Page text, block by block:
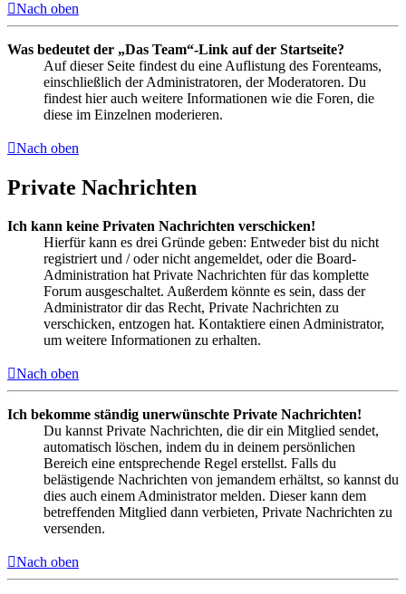
Nach oben
Was bedeutet der „Das Team“-Link auf der Startseite?
Auf dieser Seite findest du eine Auflistung des Forenteams,
einschließlich der Administratoren, der Moderatoren. Du
findest hier auch weitere Informationen wie die Foren, die
diese im Einzelnen moderieren.
Nach oben
Private Nachrichten
Ich kann keine Privaten Nachrichten verschicken!
Hierfür kann es drei Gründe geben: Entweder bist du nicht
registriert und / oder nicht angemeldet, oder die Board-
Administration hat Private Nachrichten für das komplette
Forum ausgeschaltet. Außerdem könnte es sein, dass der
Administrator dir das Recht, Private Nachrichten zu
verschicken, entzogen hat. Kontaktiere einen Administrator,
um weitere Informationen zu erhalten.
Nach oben
Ich bekomme ständig unerwünschte Private Nachrichten!
Du kannst Private Nachrichten, die dir ein Mitglied sendet,
automatisch löschen, indem du in deinem persönlichen
Bereich eine entsprechende Regel erstellst. Falls du
belästigende Nachrichten von jemandem erhältst, so kannst du
dies auch einem Administrator melden. Dieser kann dem
betreffenden Mitglied dann verbieten, Private Nachrichten zu
versenden.
Nach oben